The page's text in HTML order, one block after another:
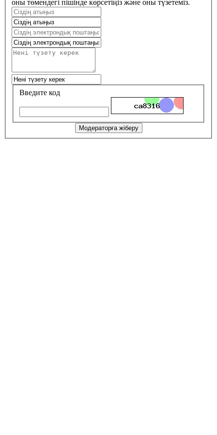
оны төмендегі пішінде көрсетіңіз және оны түзетеміз.
Введите код
Модераторға жіберу